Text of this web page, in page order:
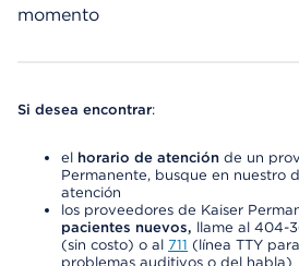
momento
Si desea encontrar:
el horario de atención de un
Permanente, busque en nuestro
atención
los proveedores de Kaiser
pacientes nuevos, llame al 404-
(sin costo) o al 711 (línea TTY
problemas auditivos o del habla)